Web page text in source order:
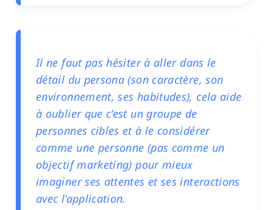
Il ne faut pas hésiter à aller dans le
détail du persona (son caractère, son
environnement, ses habitudes), cela aide
à oublier que c’est un groupe de
personnes cibles et à le considérer
comme une personne (pas comme un
objectif marketing) pour mieux
imaginer ses attentes et ses interactions
avec l’application.